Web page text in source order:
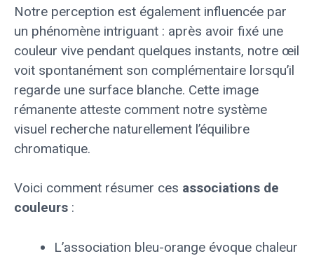
Notre perception est également influencée par
un phénomène intriguant : après avoir fixé une
couleur vive pendant quelques instants, notre œil
voit spontanément son complémentaire lorsqu’il
regarde une surface blanche. Cette image
rémanente atteste comment notre système
visuel recherche naturellement l’équilibre
chromatique.
Voici comment résumer ces associations de
couleurs :
L’association bleu-orange évoque chaleur